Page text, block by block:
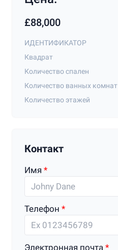
£88,000
ИДЕНТИФИКАТОР
Квадрат
Количество спален
Количество ванных комнат
Количество этажей
Контакт
Имя
Телефон
Электронная почта